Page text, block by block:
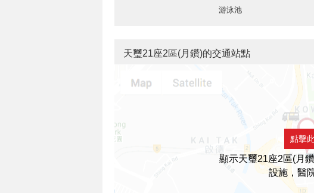
游泳池
天璽21座2區(月鑽)的交通站點
點擊
顯示天璽21座2區(月
設施，醫